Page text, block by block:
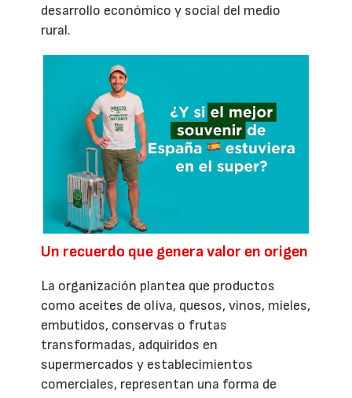
desarrollo económico y social del medio
rural.
Un recuerdo que genera valor en origen
La organización plantea que productos
como aceites de oliva, quesos, vinos, mieles,
embutidos, conservas o frutas
transformadas, adquiridos en
supermercados y establecimientos
comerciales, representan una forma de